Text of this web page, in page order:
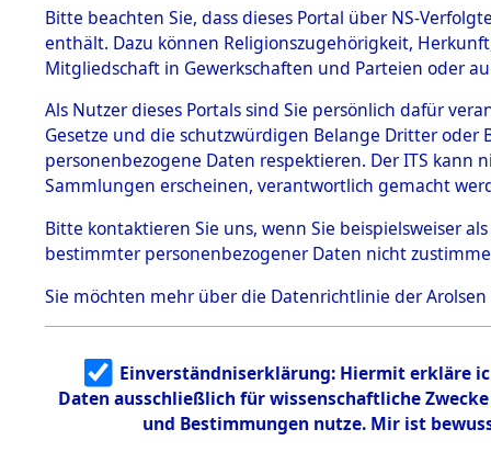
BESTÄNDE
1.
mente
5. Verschiedenes
5.3
Todesmärsche
5.3.1 Alliierte
Erhebungen
zu
Todesmärsch
en
5.3.2
Identifizierun
g
5.3.3
Todesmärsch
Dead -
Branch -
0014
Bitte beachten Sie, dass dieses Portal über NS-
enthält. Dazu können Religionszugehörigkeit,
Mitgliedschaft in Gewerkschaften und Parteien oder
Als Nutzer dieses Portals sind Sie persönlich dafür
Gesetze und die schutzwürdigen Belange Dritter
personenbezogene Daten respektieren. Der ITS
Sammlungen erscheinen, verantwortlich gemacht
Bitte kontaktieren Sie uns, wenn Sie beispielsweiser
bestimmter personenbezogener Daten nicht
Sie möchten mehr über die Datenrichtlinie der Arolsen
Einverständniserklärung: Hiermit erkläre
Daten ausschließlich für wissenschaftliche
und Bestimmungen nutze. Mir ist